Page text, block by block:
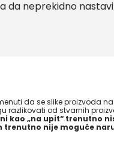
da neprekidno
da se slike proizvoda
razlikovati od stvarnih
kao „na upit“ trenutno
trenutno nije moguće